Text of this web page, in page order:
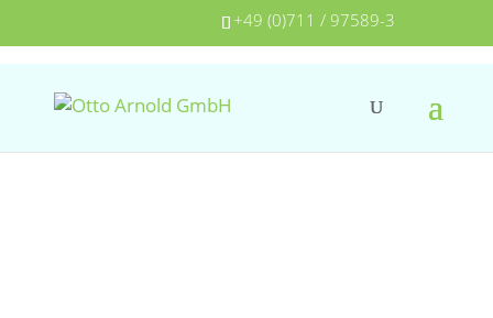
+49 (0)711 / 97589-3